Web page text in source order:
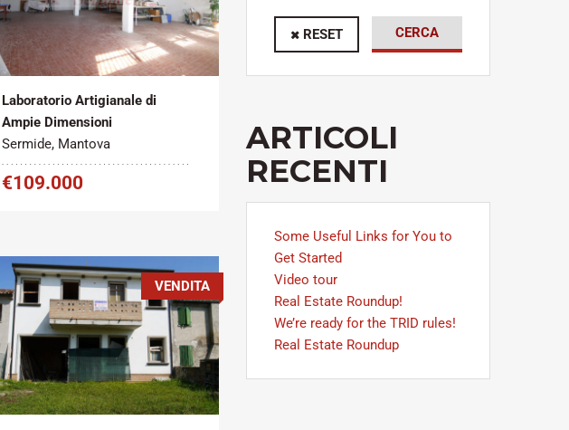
Tipo
contratto:
Vendita
Metratura
Commerciale:
850 m2
Laboratorio Artigianale di
Ampie Dimensioni
Sermide, Mantova
€109.000
Tipo
contratto:
Vendita
Metratura
Commerciale:
140 m 2
VENDITA
RESET CERCA
ARTICOLI
RECENTI
Some Useful Links for You to
Get Started
Video tour
Real Estate Roundup!
We’re ready for the TRID rules!
Real Estate Roundup